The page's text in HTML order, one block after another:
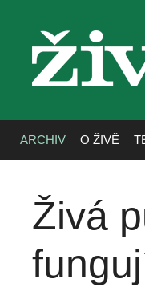
živa
ARCHIV O ŽIVĚ
Živá